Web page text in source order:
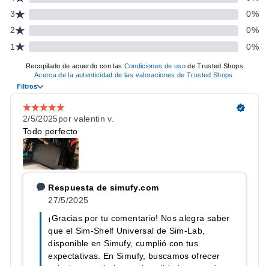
Construcción robusta en materiales de alta resistencia.
Instalación sencilla con alineación de agujeros y herrajes
Acabado profesional que mantiene la estética técnica del
cockpit.
ESPECIFICACIONES TÉCNICAS
CARACTERÍSTICA DETALLE
Estantería de montaje
Ajuste Ancho regulable por ranuras
Perfil de aluminio (herrajes
incluidos)